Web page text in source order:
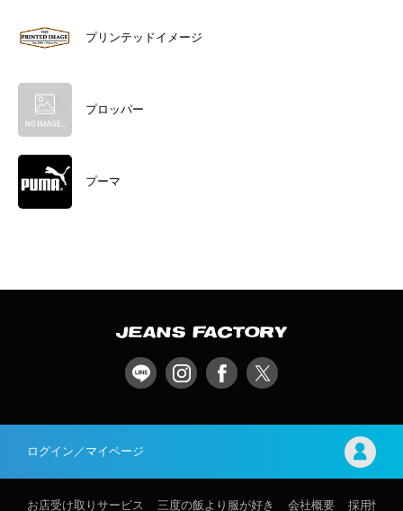
プリンテッドイメージ
プロッパー
プーマ
ログイン／マイページ
お店受け取りサービス 三度の飯より服が好き 会社概要 採用情報